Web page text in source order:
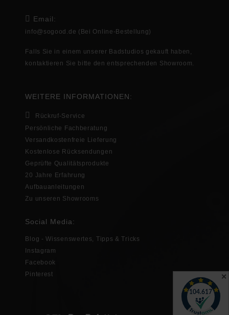
✕
Email:
info@sogood.de (Bei Online-Bestellung)
Falls Sie in einem unserer Badstudios gekauft haben,
kontaktieren Sie bitte den entsprechenden Showroom.
WEITERE INFORMATIONEN:
Rückruf-Service
Persönliche Fachberatung
Versandkostenfreie Lieferung
Kostenlose Rücksendungen
Geprüfte Qualitätsprodukte
20 Jahre Erfahrung
Aufbauanleitungen
Zu unseren Showrooms
Social Media:
Blog - Wissenswertes, Tipps & Tricks
Instagram
Facebook
Pinterest